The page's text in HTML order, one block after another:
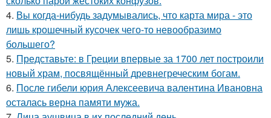
4. Вы когда-нибудь задумывались, что карта мира - это
лишь крошечный кусочек чего-то невообразимо
большего?
5. Представьте: в Греции впервые за 1700 лет построили
новый храм, посвящённый древнегреческим богам.
6. После гибели юрия Алексеевича валентина Ивановна
осталась верна памяти мужа.